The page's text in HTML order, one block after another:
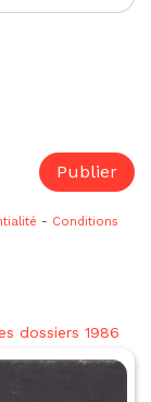
- Conditions
dossiers 1986